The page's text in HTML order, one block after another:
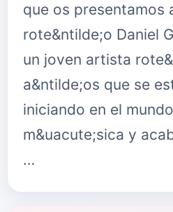
que os presentamos
rote&ntilde;o Daniel
un joven artista
a&ntilde;os que se
iniciando en el
m&uacute;sica y
…